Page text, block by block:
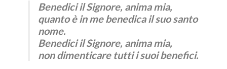
Benedici il Signore, anima mia,
quanto è in me benedica il suo santo
nome.
Benedici il Signore, anima mia,
non dimenticare tutti i suoi benefici.